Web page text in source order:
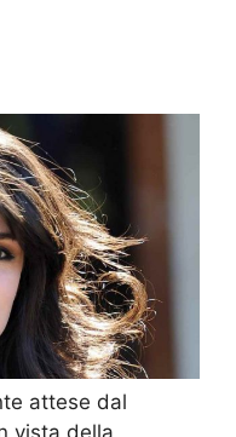
attese dal
vista della